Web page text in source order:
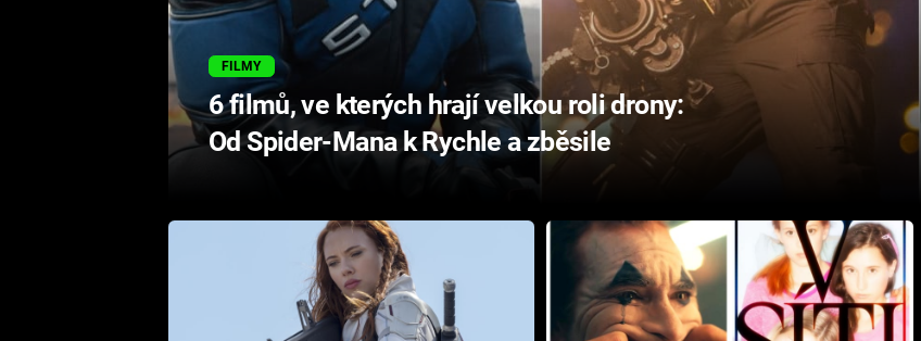
FILMY
6 filmů, ve kterých hrají velkou roli drony:
Od Spider-Mana k Rychle a zběsile